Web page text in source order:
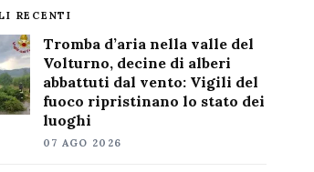
RECENTI
Tromba d’aria nella valle del
Volturno, decine di alberi
abbattuti dal vento: Vigili del
fuoco ripristinano lo stato dei
luoghi
07 AGO 2026